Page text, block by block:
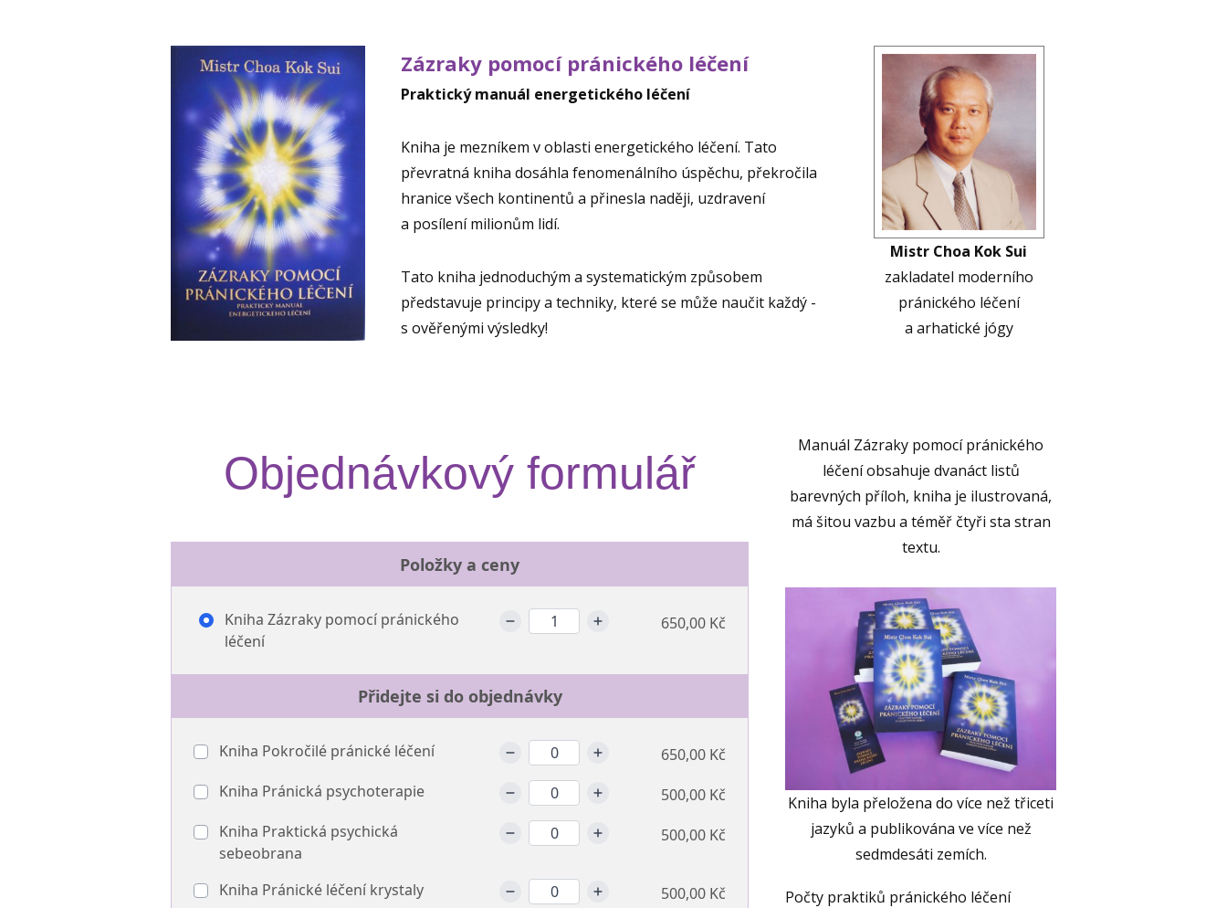
Zázraky pomocí pránického léčení
Praktický manuál energetického léčení
Kniha je mezníkem v oblasti energetického léčení. Tato
převratná kniha dosáhla fenomenálního úspěchu, překročila
hranice všech kontinentů a přinesla naději, uzdravení
a posílení milionům lidí.
Tato kniha jednoduchým a systematickým způsobem
představuje principy a techniky, které se může naučit každý -
s ověřenými výsledky!
Mistr Choa Kok Sui
zakladatel moderního
pránického léčení
a arhatické jógy
Objednávkový formulář
Položky a ceny
Kniha Zázraky pomocí pránického
léčení
650,00 Kč
Přidejte si do objednávky
Kniha Pokročilé pránické léčení
650,00 Kč
Kniha Pránická psychoterapie
500,00 Kč
Kniha Praktická psychická
sebeobrana
500,00 Kč
Kniha Pránické léčení krystaly
500,00 Kč
Manuál Zázraky pomocí pránického
léčení obsahuje dvanáct listů
barevných příloh, kniha je ilustrovaná,
má šitou vazbu a téměř čtyři sta stran
textu.
Kniha byla přeložena do více než třiceti
jazyků a publikována ve více než
sedmdesáti zemích.
Počty praktiků pránického léčení